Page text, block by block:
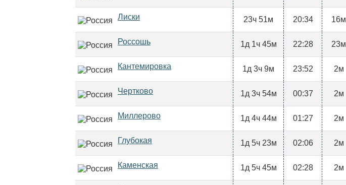
Лиски 23ч 51м 20:34 16м
Россошь 1д 1ч 45м 22:28 23м
Кантемировка 1д 3ч 9м 23:52 2м
Чертково 1д 3ч 54м 00:37 2м
Миллерово 1д 4ч 44м 01:27 2м
Глубокая 1д 5ч 23м 02:06 2м
Каменская 1д 5ч 45м 02:28 2м